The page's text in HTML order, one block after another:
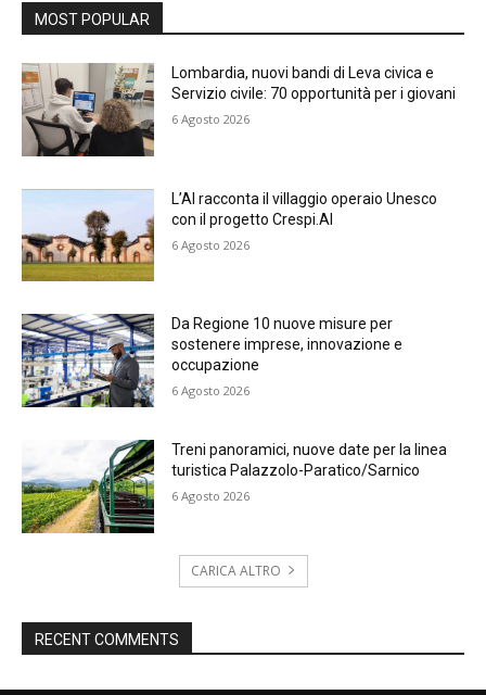
MOST POPULAR
Lombardia, nuovi bandi di Leva civica e
Servizio civile: 70 opportunità per i giovani
6 Agosto 2026
L’AI racconta il villaggio operaio Unesco
con il progetto Crespi.AI
6 Agosto 2026
Da Regione 10 nuove misure per
sostenere imprese, innovazione e
occupazione
6 Agosto 2026
Treni panoramici, nuove date per la linea
turistica Palazzolo-Paratico/Sarnico
6 Agosto 2026
CARICA ALTRO
RECENT COMMENTS